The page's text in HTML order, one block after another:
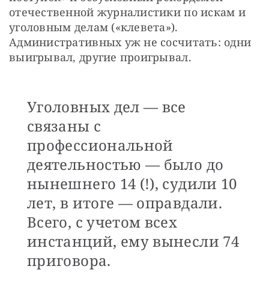
отечественной журналистики по искам и
уголовным делам («клевета»).
Административных уж не сосчитать: одни
выигрывал, другие проигрывал.
Уголовных дел — все
связаны с
профессиональной
деятельностью — было до
нынешнего 14 (!), судили 10
лет, в итоге — оправдали.
Всего, с учетом всех
инстанций, ему вынесли 74
приговора.